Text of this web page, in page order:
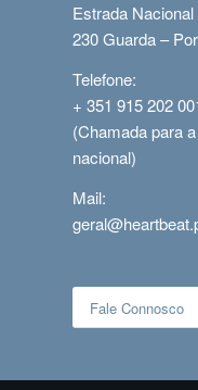
Estrada
230 Guarda –
Telefone:
+ 351 915 202
(Chamada para
nacional)
Mail:
Fale Connosco